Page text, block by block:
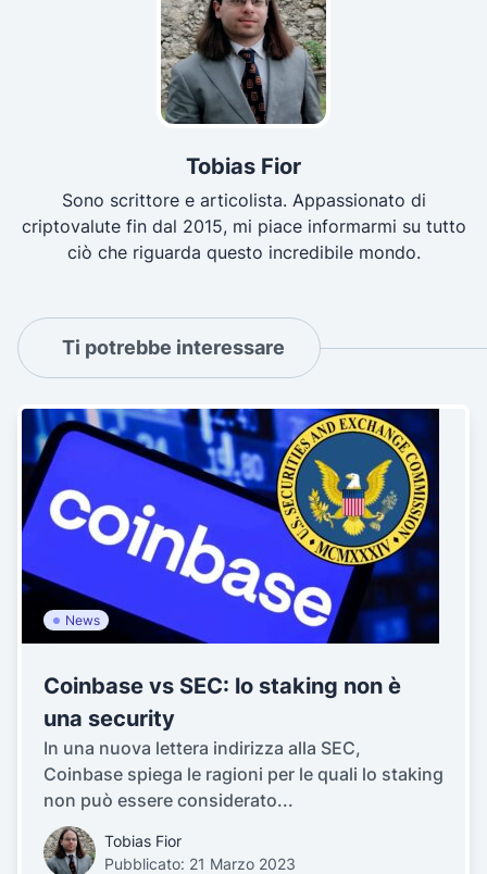
Tobias Fior
Sono scrittore e articolista. Appassionato di
criptovalute fin dal 2015, mi piace informarmi su tutto
ciò che riguarda questo incredibile mondo.
Ti potrebbe interessare
News
Coinbase vs SEC: lo staking non è
una security
In una nuova lettera indirizza alla SEC,
Coinbase spiega le ragioni per le quali lo staking
non può essere considerato...
Tobias Fior
Pubblicato: 21 Marzo 2023